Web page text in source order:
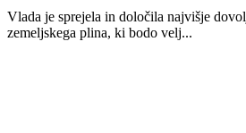
Vlada je sprejela in določila najvišje
zemeljskega plina, ki bodo velj...